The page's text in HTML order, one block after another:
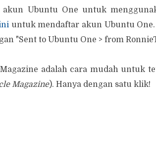
akun Ubuntu One untuk
untuk mendaftar akun Ubuntu
"Sent to Ubuntu One > from
adalah cara mudah untuk
Magazine). Hanya dengan satu klik!